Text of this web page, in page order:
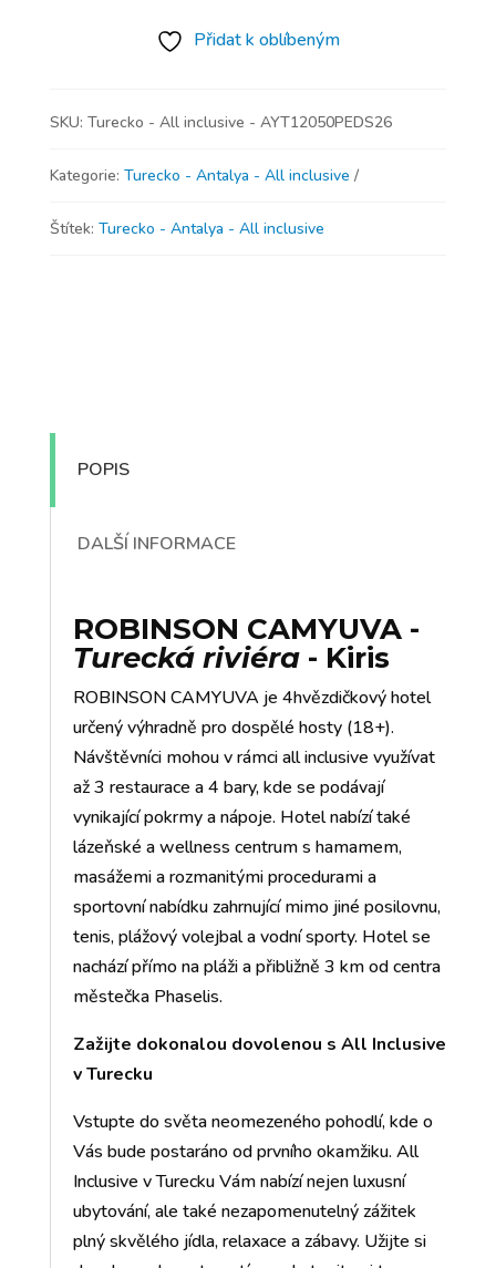
Přidat k oblíbeným
SKU: Turecko - All inclusive - AYT12050PEDS26
Kategorie: Turecko - Antalya - All inclusive
Štítek: Turecko - Antalya - All inclusive
POPIS
DALŠÍ INFORMACE
ROBINSON CAMYUVA -
Turecká riviéra- Kiris
ROBINSON CAMYUVA je 4hvězdičkový hotel
určený výhradně pro dospělé hosty (18+).
Návštěvníci mohou v rámci all inclusive využívat
až 3 restaurace a 4 bary, kde se podávají
vynikající pokrmy a nápoje. Hotel nabízí také
lázeňské a wellness centrum s hamamem,
masážemi a rozmanitými procedurami a
sportovní nabídku zahrnující mimo jiné posilovnu,
tenis, plážový volejbal a vodní sporty. Hotel se
nachází přímo na pláži a přibližně 3 km od centra
městečka Phaselis.
Zažijte dokonalou dovolenou s All Inclusive
v Turecku
Vstupte do světa neomezeného pohodlí, kde o
Vás bude postaráno od prvního okamžiku. All
Inclusive v Turecku Vám nabízí nejen luxusní
ubytování, ale také nezapomenutelný zážitek
plný skvělého jídla, relaxace a zábavy. Užijte si